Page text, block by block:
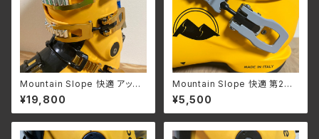
Mountain Slope 快適 アッパ
—バックル & キャッチャー ビス
セット 【ゴールド×シルバー】
¥19,800
Mountain Slope 快適 第2バ
ックル M サイズ(２個) ＋ ビス
左右１セット/ グレー &ブラック
¥5,500